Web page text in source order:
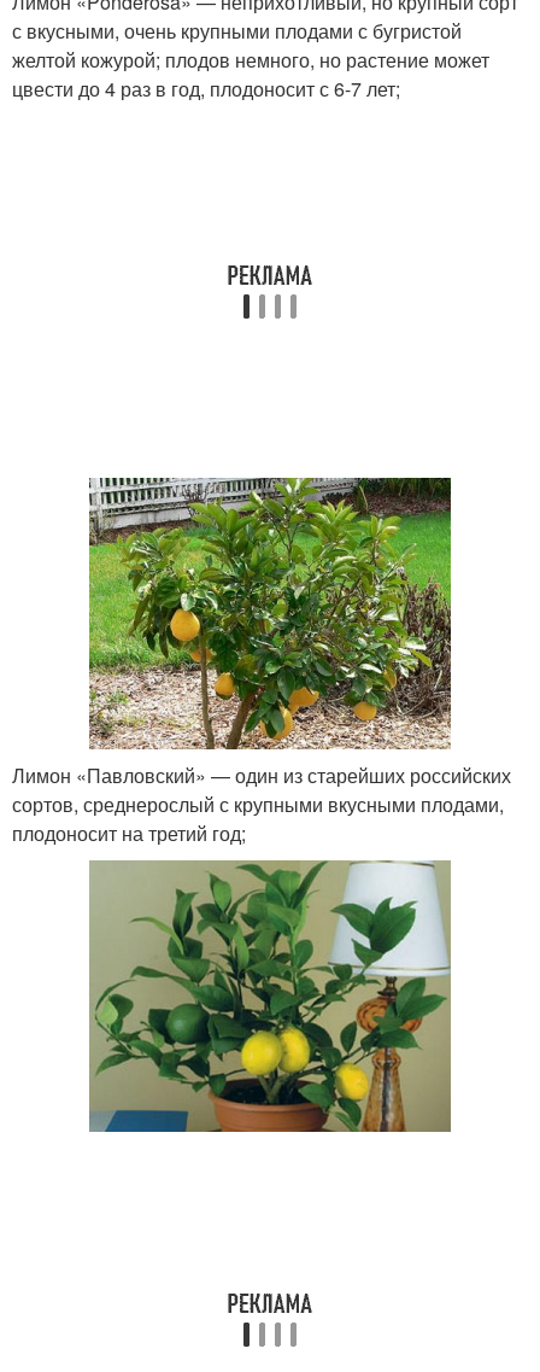
с вкусными, очень крупными плодами с бугристой
желтой кожурой; плодов немного, но растение может
цвести до 4 раз в год, плодоносит с 6-7 лет;
Лимон «Павловский» — один из старейших российских
сортов, среднерослый с крупными вкусными плодами,
плодоносит на третий год;